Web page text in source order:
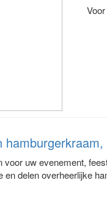
voor uw evenement,
delen overheerlijke